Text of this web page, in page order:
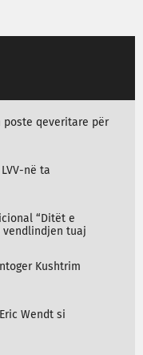
poste qeveritare për
në ta
“Ditët e
vendlindjen tuaj
Kushtrim
Wendt si